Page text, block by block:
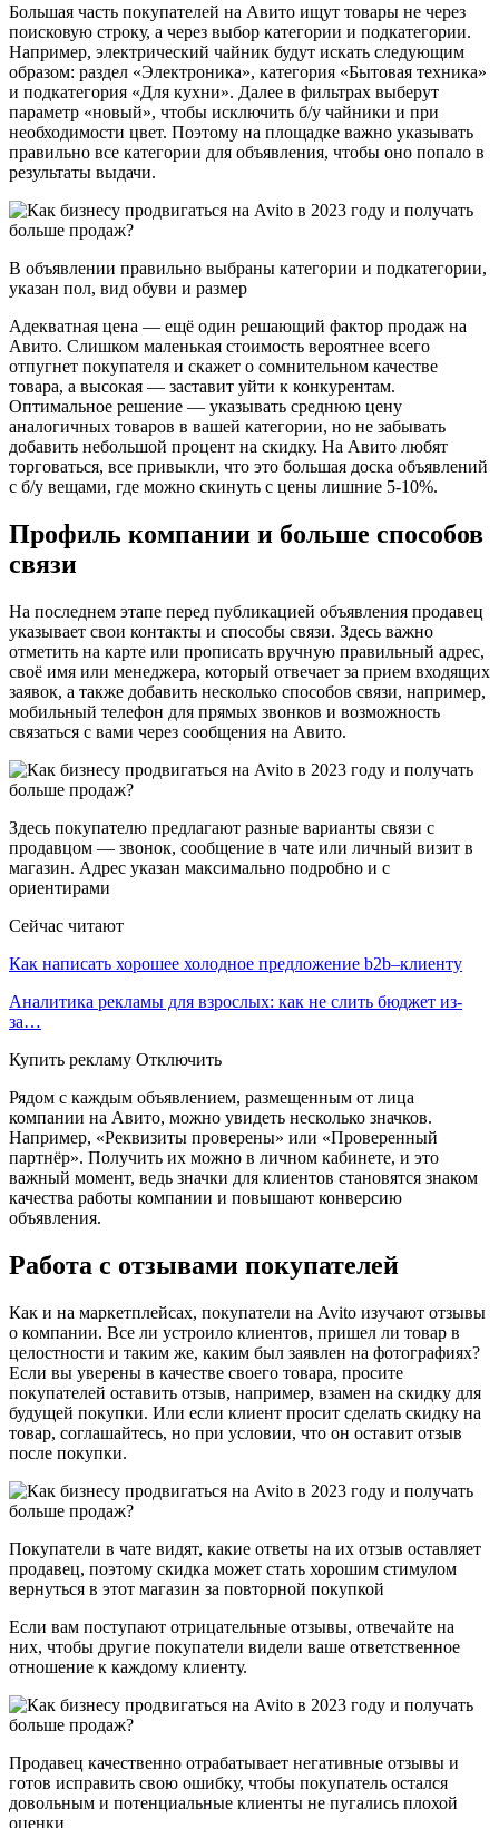
Большая часть покупателей на Авито ищут товары не через
поисковую строку, а через выбор категории и подкатегории.
Например, электрический чайник будут искать следующим
образом: раздел «Электроника», категория «Бытовая техника»
и подкатегория «Для кухни». Далее в фильтрах выберут
параметр «новый», чтобы исключить б/у чайники и при
необходимости цвет. Поэтому на площадке важно указывать
правильно все категории для объявления, чтобы оно попало в
результаты выдачи.
В объявлении правильно выбраны категории и подкатегории,
указан пол, вид обуви и размер
Адекватная цена — ещё один решающий фактор продаж на
Авито. Слишком маленькая стоимость вероятнее всего
отпугнет покупателя и скажет о сомнительном качестве
товара, а высокая — заставит уйти к конкурентам.
Оптимальное решение — указывать среднюю цену
аналогичных товаров в вашей категории, но не забывать
добавить небольшой процент на скидку. На Авито любят
торговаться, все привыкли, что это большая доска объявлений
с б/у вещами, где можно скинуть с цены лишние 5-10%.
Профиль компании и больше способов
связи
На последнем этапе перед публикацией объявления продавец
указывает свои контакты и способы связи. Здесь важно
отметить на карте или прописать вручную правильный адрес,
своё имя или менеджера, который отвечает за прием входящих
заявок, а также добавить несколько способов связи, например,
мобильный телефон для прямых звонков и возможность
связаться с вами через сообщения на Авито.
Здесь покупателю предлагают разные варианты связи с
продавцом — звонок, сообщение в чате или личный визит в
магазин. Адрес указан максимально подробно и с
ориентирами
Сейчас читают
Как написать хорошее холодное предложение b2b–клиенту
Аналитика рекламы для взрослых: как не слить бюджет из-
за…
Купить рекламу Отключить
Рядом с каждым объявлением, размещенным от лица
компании на Авито, можно увидеть несколько значков.
Например, «Реквизиты проверены» или «Проверенный
партнёр». Получить их можно в личном кабинете, и это
важный момент, ведь значки для клиентов становятся знаком
качества работы компании и повышают конверсию
объявления.
Работа с отзывами покупателей
Как и на маркетплейсах, покупатели на Avito изучают отзывы
о компании. Все ли устроило клиентов, пришел ли товар в
целостности и таким же, каким был заявлен на фотографиях?
Если вы уверены в качестве своего товара, просите
покупателей оставить отзыв, например, взамен на скидку для
будущей покупки. Или если клиент просит сделать скидку на
товар, соглашайтесь, но при условии, что он оставит отзыв
после покупки.
Покупатели в чате видят, какие ответы на их отзыв оставляет
продавец, поэтому скидка может стать хорошим стимулом
вернуться в этот магазин за повторной покупкой
Если вам поступают отрицательные отзывы, отвечайте на
них, чтобы другие покупатели видели ваше ответственное
отношение к каждому клиенту.
Продавец качественно отрабатывает негативные отзывы и
готов исправить свою ошибку, чтобы покупатель остался
довольным и потенциальные клиенты не пугались плохой
оценки